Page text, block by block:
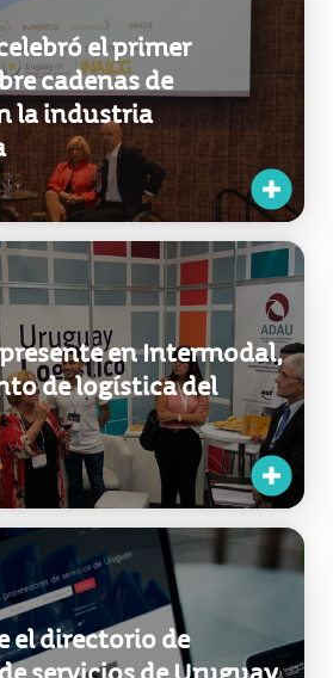
el primer
cadenas de
la industria
en Intermodal,
de logística del